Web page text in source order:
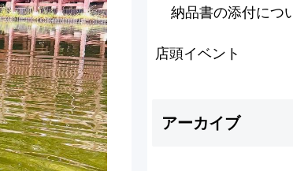
納品書の添付につ
店頭イベント
アーカイブ